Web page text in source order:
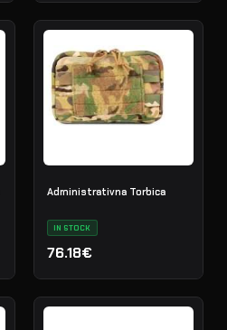
Administrativna Torbica
IN STOCK
76.18€